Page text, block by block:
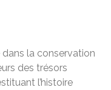
la conservation
des trésors
l’histoire